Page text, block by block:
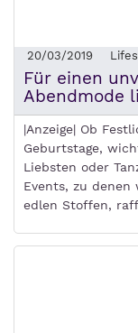
20/03/2019
Für einen
Abendmode
|Anzeige| Ob
Geburtstage,
Liebsten oder
Events, zu
edlen Stoffen,